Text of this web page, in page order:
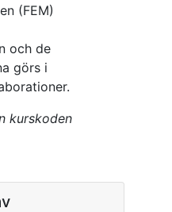
(FEM)
och de
görs i
kurskoden